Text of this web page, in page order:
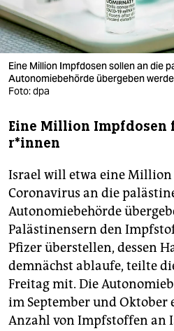
verlag
verlag
veranstaltungen
shop
fragen & hilfe
unterstützen
abo
genossenschaft
epaper login
Eine Million Impfdosen sollen an die
Autonomiebehörde übergeben
Foto: dpa
Eine Million Impfdosen
r*in­nen
Israel will etwa eine Million
Coronavirus an die
Autonomiebehörde
Palästinensern den
Pfizer überstellen, dessen
demnächst ablaufe, teilte
Freitag mit. Die
im September und Oktober
Anzahl von Impfstoffen an